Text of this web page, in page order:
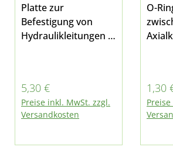
Platte zur
Befestigung von
Hydraulikleitungen z.
oder an den
Leitungen am
Steuerblock passend
Regulärer Preis:
5,30 €
Preise inkl. MwSt. zzgl.
Versandkosten
O-
M30
1,30